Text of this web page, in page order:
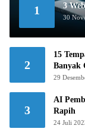
1 3
30
2
15
Banyak
29
3
AI
Rapih
24 Juli